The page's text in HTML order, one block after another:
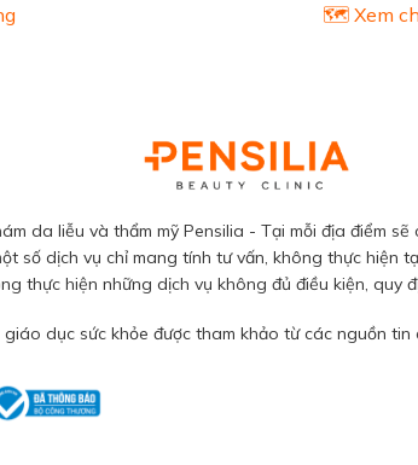
🗺️ Xem
da liễu và thẩm mỹ Pensilia - Tại mỗi địa điểm
số dịch vụ chỉ mang tính tư vấn, không thực hiện
thực hiện những dịch vụ không đủ điều kiện, quy
dục sức khỏe được tham khảo từ các nguồn tin